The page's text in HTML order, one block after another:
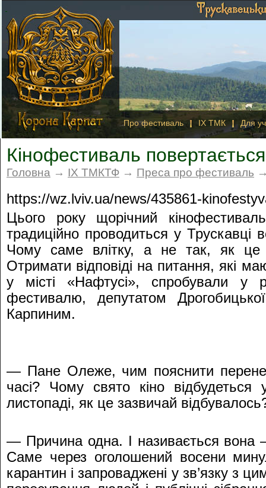
Про фестиваль IX ТМК Для
Кінофестиваль повертається
Головна → IX ТМКТФ → Преса про фестиваль
https://wz.lviv.ua/news/435861-
Цього року щорічний
традиційно проводиться у Трускавці
Чому саме влітку, а не так, як це
Отримати відповіді на питання, які
у місті «Нафтусі», спробували у
фестивалю, депутатом
Карпиним.
— Пане Олеже, чим пояснити
часі? Чому свято кіно
листопаді, як це зазвичай
— Причина одна. І називається вона
Саме через оголошений восени
карантин і запроваджені у зв’язку з